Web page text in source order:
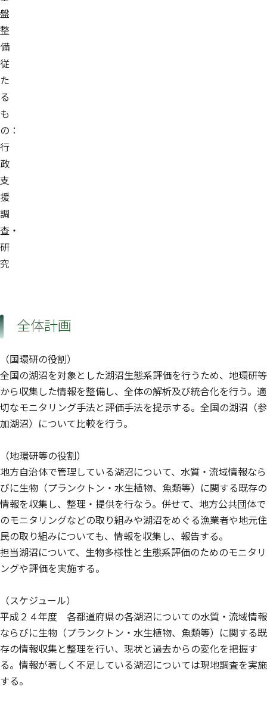
盤
整
備
従
た
る
も
の：
行
政
支
援
調
査・
研
究
全体計画
（国環研の役割）
全国の湖沼を対象とした湖沼生態系評価を行うため、地環研等
から収集した情報を整備し、全体の解析及び統合化を行う。適
切なモニタリング手法と評価手法を提示する。全国の湖沼（参
加湖沼）について比較を行う。
（地環研等の役割）
地方自治体で管理している湖沼について、水質・流域情報なら
びに生物（プランクトン・水生植物、魚類等）に関する既存の
情報を収集し、整理・提供を行なう。併せて、地方公共団体で
のモニタリングなどの取り組みや湖沼をめぐる漁業者や地元住
民の取り組みについても、情報を収集し、報告する。
担当湖沼について、生物多様性と生態系評価のためのモニタリ
ングや評価を実施する。
（スケジュール）
平成２４年度 各都道府県の各湖沼についての水質・流域情報
ならびに生物（プランクトン・水生植物、魚類等）に関する既
存の情報収集と整理を行い、現状と過去からの変化を把握す
る。情報が著しく不足している湖沼については現地調査を実施
する。